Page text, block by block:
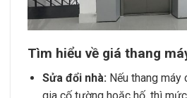
Tìm hiểu về giá thang
Sửa đổi nhà: Nếu thang máy
gia cố tường hoặc hố, thì